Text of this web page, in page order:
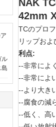
ル
島
NAK
42mm
TCのプロ
リップお
利点:
--非常によ
--非常によ
--より大き
--腐食の減
--低く、高